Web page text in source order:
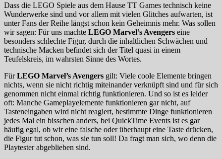
Dass die LEGO Spiele aus dem Hause TT Games technisch keine
Wunderwerke sind und vor allem mit vielen Glitches aufwarten, ist
unter Fans der Reihe längst schon kein Geheimnis mehr. Was sollen
wir sagen: Für uns machte LEGO Marvel’s Avengers eine
besonders schlechte Figur, durch die inhaltlichen Schwächen und
technische Macken befindet sich der Titel quasi in einem
Teufelskreis, im wahrsten Sinne des Wortes.
FürLEGO Marvel’s Avengers gilt: Viele coole Elemente bringen
nichts, wenn sie nicht richtig miteinander verknüpft sind und für sich
genommen nicht einmal richtig funktionieren. Und so ist es leider
oft: Manche Gameplayelemente funktionieren gar nicht, auf
Tasteneingaben wird nicht reagiert, bestimmte Dinge funktionieren
jedes Mal ein bisschen anders, bei QuickTime Events ist es gar
häufig egal, ob wir eine falsche oder überhaupt eine Taste drücken,
die Figur tut schon, was sie tun soll! Da fragt man sich, wo denn die
Playtester abgeblieben sind.